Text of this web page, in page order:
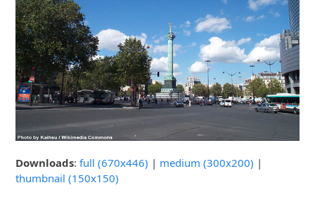
Downloads:full (670x446) | medium (300x200) |
thumbnail (150x150)